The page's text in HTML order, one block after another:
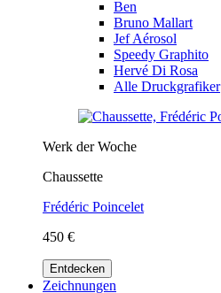
Ben
Bruno Mallart
Jef Aérosol
Speedy Graphito
Hervé Di Rosa
Alle Druckgrafiker
Werk der Woche
Chaussette
Frédéric Poincelet
450 €
Entdecken
Zeichnungen